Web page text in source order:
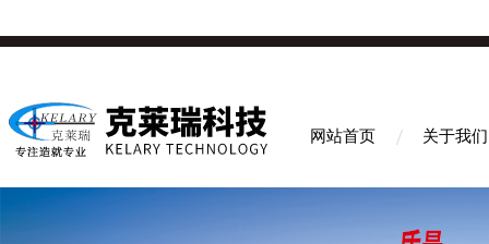
网站首页 关于我们